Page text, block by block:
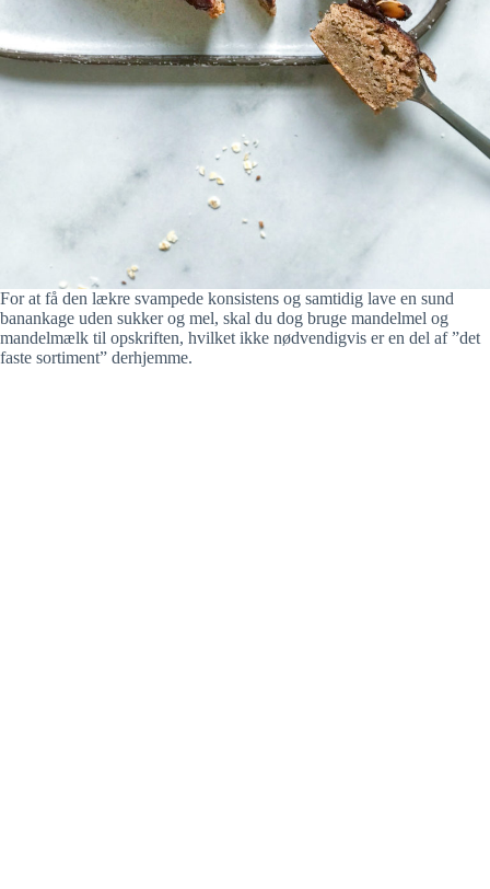
For at få den lækre svampede konsistens og samtidig lave en sund
banankage uden sukker og mel, skal du dog bruge mandelmel og
mandelmælk til opskriften, hvilket ikke nødvendigvis er en del af ”det
faste sortiment” derhjemme.